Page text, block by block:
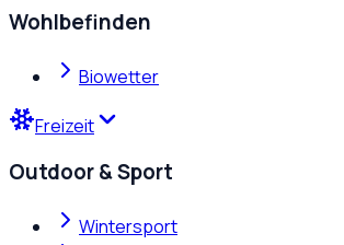
Wohlbefinden
Biowetter
Freizeit
Outdoor & Sport
Wintersport